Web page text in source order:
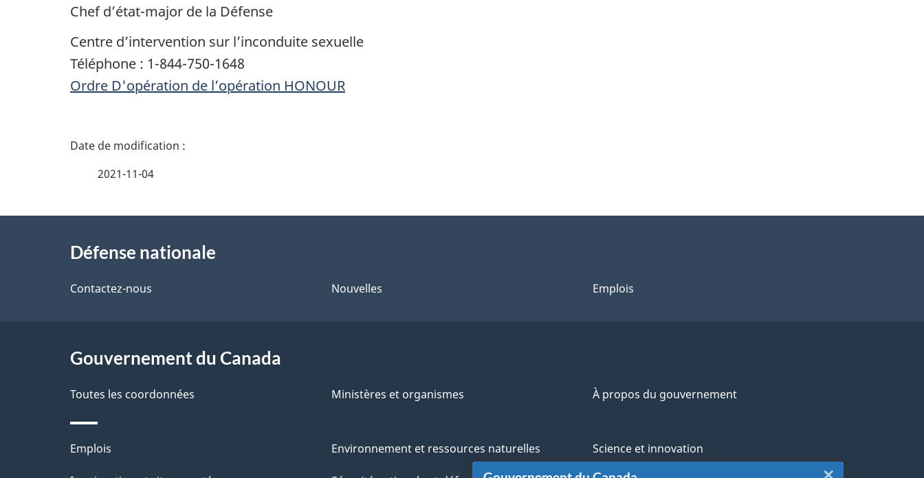
Chef d’état-major de la Défense
Centre d’intervention sur l’inconduite sexuelle
Téléphone : 1-844-750-1648
Ordre D'opération de l’opération HONOUR
D
a
d
e
l
2021-11-04
proposDéfense nationale
Contactez-nous Nouvelles Emplois
Gouvernement du Canada
Toutes les coordonnées Ministères et organismes À propos du gouvernement
Thèmes
Emplois Environnement et ressources naturelles Science et innovation